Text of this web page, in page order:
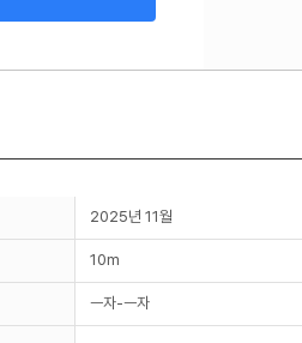
2025년 11월
10m
ㅡ자-ㅡ자